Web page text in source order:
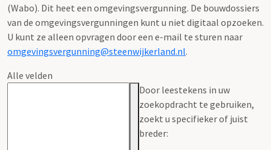
(Wabo). Dit heet een omgevingsvergunning. De bouwdossiers
van de omgevingsvergunningen kunt u niet digitaal opzoeken.
U kunt ze alleen opvragen door een e-mail te sturen naar
omgevingsvergunning@steenwijkerland.nl.
Alle velden
Door leestekens in uw
zoekopdracht te gebruiken,
zoekt u specifieker of juist
breder: